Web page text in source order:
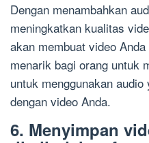
Dengan menambahkan
meningkatkan kualitas
akan membuat video
menarik bagi orang untuk
untuk menggunakan
dengan video Anda.
6. Menyimpan